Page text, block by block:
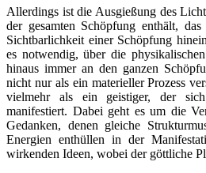
Allerdings ist die Ausgießung des
der gesamten Schöpfung enthält,
Sichtbarlichkeit einer Schöpfung
es notwendig, über die
hinaus immer an den ganzen
nicht nur als ein materieller Prozess
vielmehr als ein geistiger, der
manifestiert. Dabei geht es um die
Gedanken, denen gleiche
Energien enthüllen in der
wirkenden Ideen, wobei der göttliche